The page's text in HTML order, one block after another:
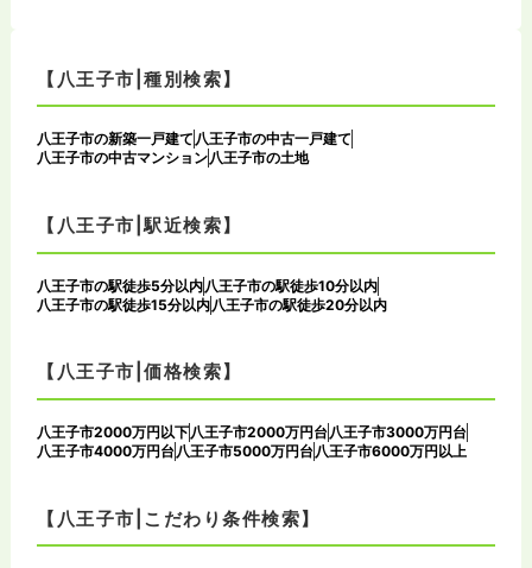
【八王子市|種別検索】
八王子市の新築一戸建て 八王子市の中古一戸建て
八王子市の中古マンション八王子市の土地
【八王子市|駅近検索】
八王子市の駅徒歩5分以内 八王子市の駅徒歩10分以内
八王子市の駅徒歩15分以内 八王子市の駅徒歩20分以内
【八王子市|価格検索】
八王子市2000万円以下八王子市2000万円台八王子市3000万円台
八王子市4000万円台八王子市5000万円台八王子市6000万円以上
【八王子市|こだわり条件検索】